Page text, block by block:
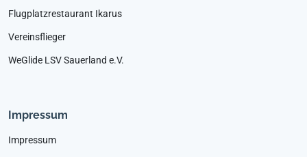
Flugplatzrestaurant Ikarus
Vereinsflieger
WeGlide LSV Sauerland e.V.
Impressum
Impressum